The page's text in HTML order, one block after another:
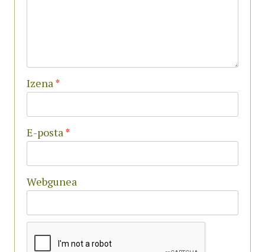
Izena*
E-posta*
Webgunea